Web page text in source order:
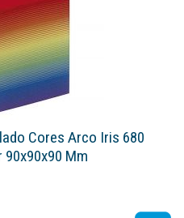
Cores Arco Iris 680
90x90x90 Mm